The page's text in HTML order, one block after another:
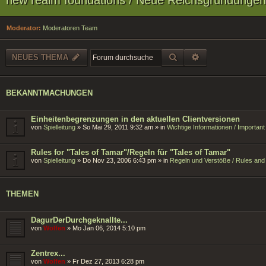
Moderator: Moderatoren Team
NEUES THEMA SUCHE
BEKANNTMACHUNGEN
Einheitenbegrenzungen in den aktuellen Clientversionen
von Spielleitung » So Mai 29, 2011 9:32 am » in Wichtige Informationen /
Rules for "Tales of Tamar"/Regeln für "Tales of Tamar"
von Spielleitung » Do Nov 23, 2006 6:43 pm » in Regeln und Verstöße / Rules and
THEMEN
DagurDerDurchgeknallte...
von Wolfen » Mo Jan 06, 2014 5:10 pm
Zentrex...
von Wolfen » Fr Dez 27, 2013 6:28 pm